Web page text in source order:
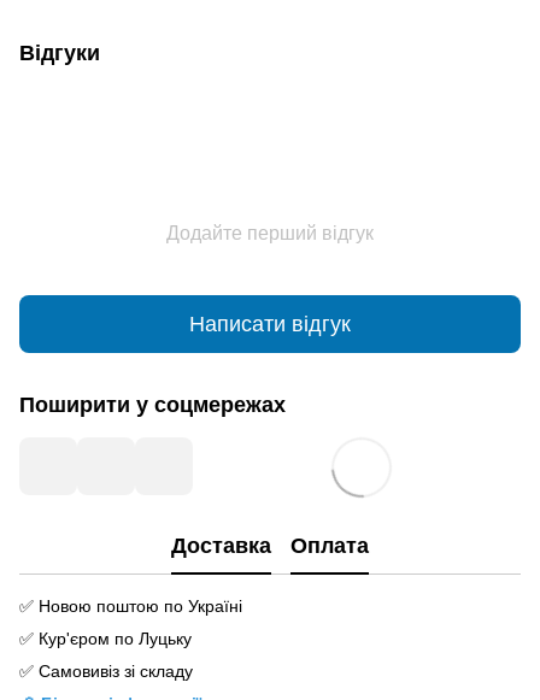
Відгуки
Додайте перший відгук
Написати відгук
Поширити у соцмережах
Доставка Оплата
✅ Новою поштою по Україні
✅ Кур'єром по Луцьку
✅ Самовивіз зі складу